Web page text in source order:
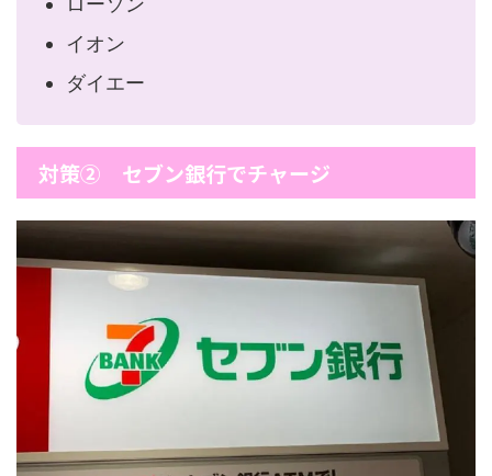
イオン
ダイエー
対策② セブン銀行でチャージ